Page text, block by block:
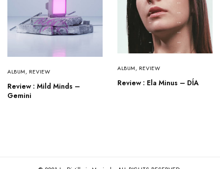
ALBUM, REVIEW
Review : Mild Minds –
Gemini
ALBUM, REVIEW
Review : Ela Minus – D​Í​A